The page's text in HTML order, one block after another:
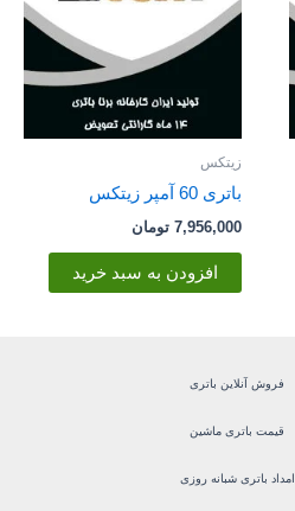
زیتکس
باتری 60 آمپر زیتکس
7,956,000 تومان
افزودن به سبد خرید
فروش آنلاین باتری
قیمت باتری ماشین
امداد باتری شبانه روزی